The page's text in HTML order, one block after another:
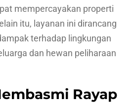
mempercayakan properti
itu, layanan ini dirancang
terhadap lingkungan
dan hewan peliharaan
Rayap